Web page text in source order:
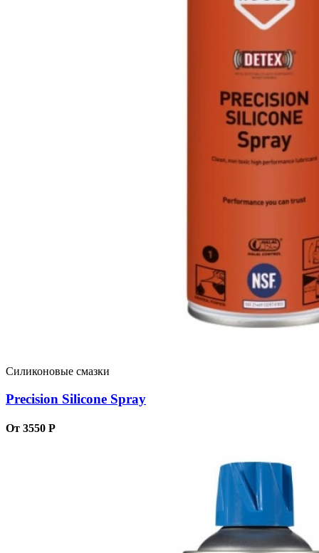
Силиконовые смазки
Precision Silicone Spray
От 3550 Р